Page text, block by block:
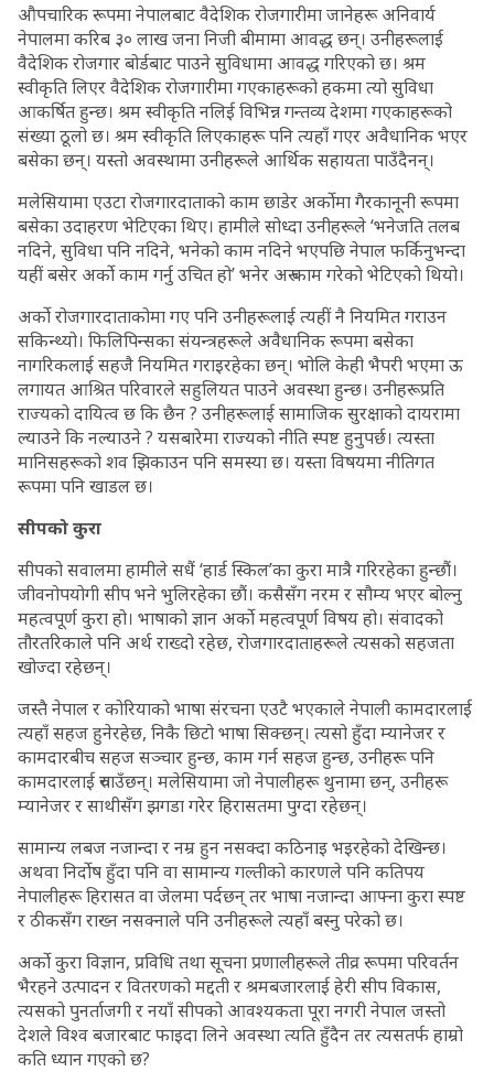
औपचारिक रूपमा नेपालबाट वैदेशिक रोजगारीमा जानेहरू अनिवार्य
नेपालमा करिब ३० लाख जना निजी बीमामा आवद्ध छन्। उनीहरूलाई
वैदेशिक रोजगार बोर्डबाट पाउने सुविधामा आवद्ध गरिएको छ। श्रम
स्वीकृति लिएर वैदेशिक रोजगारीमा गएकाहरूको हकमा त्यो सुविधा
आकर्षित हुन्छ। श्रम स्वीकृति नलिई विभिन्न गन्तव्य देशमा गएकाहरूको
संख्या ठूलो छ। श्रम स्वीकृति लिएकाहरू पनि त्यहाँ गएर अवैधानिक भएर
बसेका छन्। यस्तो अवस्थामा उनीहरूले आर्थिक सहायता पाउँदैनन्।
मलेसियामा एउटा रोजगारदाताको काम छाडेर अर्कोमा गैरकानूनी रूपमा
बसेका उदाहरण भेटिएका थिए। हामीले सोध्दा उनीहरूले ‘भनेजति तलब
नदिने, सुविधा पनि नदिने, भनेको काम नदिने भएपछि नेपाल फर्किनुभन्दा
यहीं बसेर अर्को काम गर्नु उचित हो’ भनेर अरु काम गरेको भेटिएको थियो।
अर्को रोजगारदाताकोमा गए पनि उनीहरूलाई त्यहीं नै नियमित गराउन
सकिन्थ्यो। फिलिपिन्सका संयन्त्रहरूले अवैधानिक रूपमा बसेका
नागरिकलाई सहजै नियमित गराइरहेका छन्। भोलि केही भैपरी भएमा ऊ
लगायत आश्रित परिवारले सहुलियत पाउने अवस्था हुन्छ। उनीहरूप्रति
राज्यको दायित्व छ कि छैन ? उनीहरूलाई सामाजिक सुरक्षाको दायरामा
ल्याउने कि नल्याउने ? यसबारेमा राज्यको नीति स्पष्ट हुनुपर्छ। त्यस्ता
मानिसहरूको शव झिकाउन पनि समस्या छ। यस्ता विषयमा नीतिगत
रूपमा पनि खाडल छ।
सीपको कुरा
सीपको सवालमा हामीले सधैं ‘हार्ड स्किल’का कुरा मात्रै गरिरहेका हुन्छौं।
जीवनोपयोगी सीप भने भुलिरहेका छौं। कसैसँग नरम र सौम्य भएर बोल्नु
महत्वपूर्ण कुरा हो। भाषाको ज्ञान अर्को महत्वपूर्ण विषय हो। संवादको
तौरतरिकाले पनि अर्थ राख्दो रहेछ, रोजगारदाताहरूले त्यसको सहजता
खोज्दा रहेछन्।
जस्तै नेपाल र कोरियाको भाषा संरचना एउटै भएकाले नेपाली कामदारलाई
त्यहाँ सहज हुनेरहेछ, निकै छिटो भाषा सिक्छन्। त्यसो हुँदा म्यानेजर र
कामदारबीच सहज सञ्चार हुन्छ, काम गर्न सहज हुन्छ, उनीहरू पनि
कामदारलाई रुचाउँछन्। मलेसियामा जो नेपालीहरू थुनामा छन्, उनीहरू
म्यानेजर र साथीसँग झगडा गरेर हिरासतमा पुग्दा रहेछन्।
सामान्य लबज नजान्दा र नम्र हुन नसक्दा कठिनाइ भइरहेको देखिन्छ।
अथवा निर्दोष हुँदा पनि वा सामान्य गल्तीको कारणले पनि कतिपय
नेपालीहरू हिरासत वा जेलमा पर्दछन् तर भाषा नजान्दा आफ्ना कुरा स्पष्ट
र ठीकसँग राख्न नसक्नाले पनि उनीहरूले त्यहाँ बस्नु परेको छ।
अर्को कुरा विज्ञान, प्रविधि तथा सूचना प्रणालीहरूले तीव्र रूपमा परिवर्तन
भैरहने उत्पादन र वितरणको मद्दती र श्रमबजारलाई हेरी सीप विकास,
त्यसको पुनर्ताजगी र नयाँ सीपको आवश्यकता पूरा नगरी नेपाल जस्तो
देशले विश्व बजारबाट फाइदा लिने अवस्था त्यति हुँदैन तर त्यसतर्फ हाम्रो
कति ध्यान गएको छ?